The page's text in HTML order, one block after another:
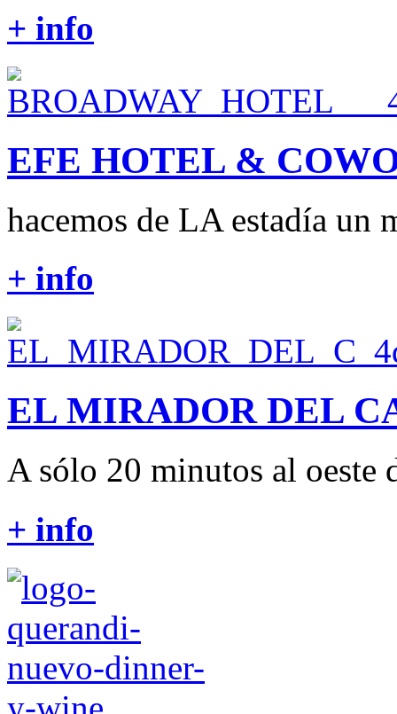
+ info
EFE HOTEL &
hacemos de LA estadía un
+ info
EL MIRADOR DEL
A sólo 20 minutos al oeste
+ info